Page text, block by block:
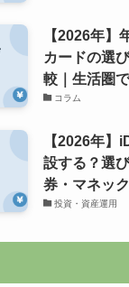
【2026年】
カードの選
較｜生活圏
コラム
【2026年】
設する？選
券・マネッ
投資・資産運用